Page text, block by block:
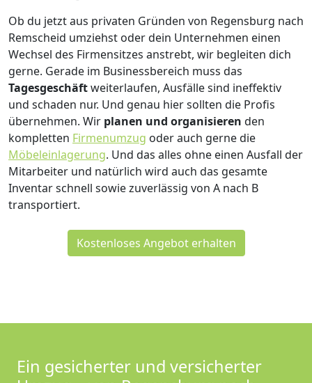
Ob du jetzt aus privaten Gründen von Regensburg nach
Remscheid umziehst oder dein Unternehmen einen
Wechsel des Firmensitzes anstrebt, wir begleiten dich
gerne. Gerade im Businessbereich muss das
Tagesgeschäftweiterlaufen, Ausfälle sind ineffektiv
und schaden nur. Und genau hier sollten die Profis
übernehmen. Wir planen und organisieren den
kompletten Firmenumzug oder auch gerne die
Möbeleinlagerung. Und das alles ohne einen Ausfall der
Mitarbeiter und natürlich wird auch das gesamte
Inventar schnell sowie zuverlässig von A nach B
transportiert.
Kostenloses Angebot erhalten
Ein gesicherter und versicherter